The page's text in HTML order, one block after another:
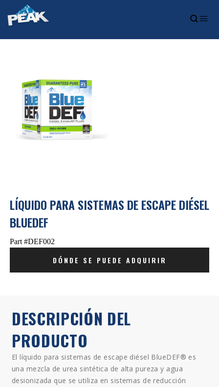
LÍQUIDO PARA SISTEMAS DE ESCAPE DIÉSEL
BLUEDEF
Part #DEF002
DÓNDE SE PUEDE ADQUIRIR
DESCRIPCIÓN DEL
PRODUCTO
El líquido para sistemas de escape diésel BlueDEF® es
una mezcla de urea sintética de alta pureza y agua
desionizada que se utiliza en sistemas de reducción